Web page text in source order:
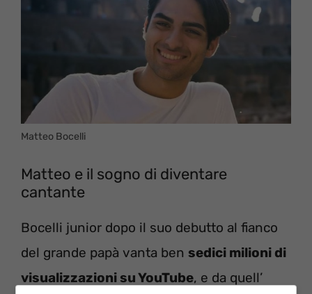
Matteo Bocelli
Matteo e il sogno di diventare
cantante
Bocelli junior dopo il suo debutto al fianco
del grande papà vanta ben sedici milioni di
visualizzazioni su YouTube, e da quell’